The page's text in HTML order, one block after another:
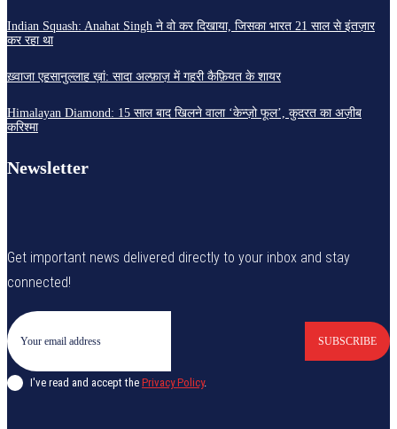
Indian Squash: Anahat Singh ने वो कर दिखाया, जिसका भारत 21 साल से इंतज़ार
कर रहा था
ख़्वाजा एहसानुल्लाह ख़ां: सादा अल्फ़ाज़ में गहरी कैफ़ियत के शायर
Himalayan Diamond: 15 साल बाद खिलने वाला ‘केन्ज़ो फूल’, कुदरत का अज़ीब
करिश्मा
Newsletter
Get important news delivered directly to your inbox and stay
connected!
SUBSCRIBE
I've read and accept the Privacy Policy.